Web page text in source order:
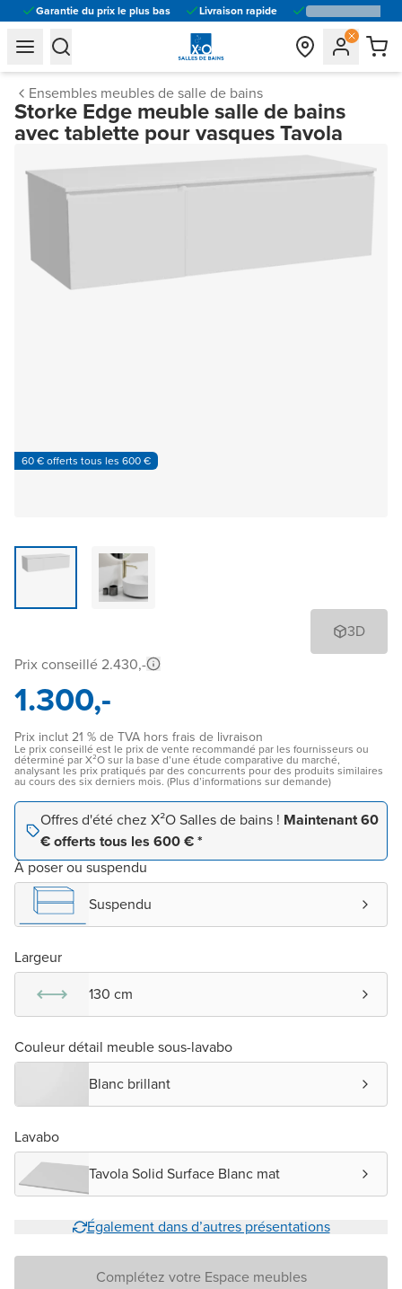
Garantie du prix le plus bas Livraison rapide
general.navigation.toggle_menu.label
general.navigation.toggle_menu.label
Ensembles meubles de salle de bains
Storke Edge meuble salle de bains
avec tablette pour vasques Tavola
60 € offerts tous les 600 €
3D
Prix conseillé 2.430,-
1.300,-
Prix inclut 21 % de TVA hors frais de livraison
Le prix conseillé est le prix de vente recommandé par les fournisseurs ou
déterminé par X²O sur la base d’une étude comparative du marché,
analysant les prix pratiqués par des concurrents pour des produits similaires
au cours des six derniers mois. (Plus d’informations sur demande)
Offres d'été chez X²O Salles de bains ! Maintenant 60
€ offerts tous les 600 € *
À poser ou suspendu
Suspendu
Largeur
130 cm
Couleur détail meuble sous-lavabo
Blanc brillant
Lavabo
Tavola Solid Surface Blanc mat
Également dans d’autres présentations
Complétez votre Espace meubles